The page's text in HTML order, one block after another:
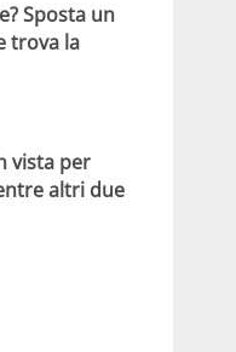
Sposta un
trova la
vista per
altri due